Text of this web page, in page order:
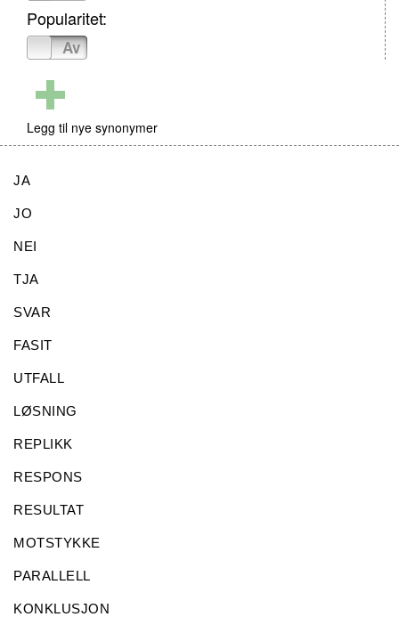
Popularitet:
Av
Legg til nye synonymer
JA
JO
NEI
TJA
SVAR
FASIT
UTFALL
LØSNING
REPLIKK
RESPONS
RESULTAT
MOTSTYKKE
PARALLELL
KONKLUSJON